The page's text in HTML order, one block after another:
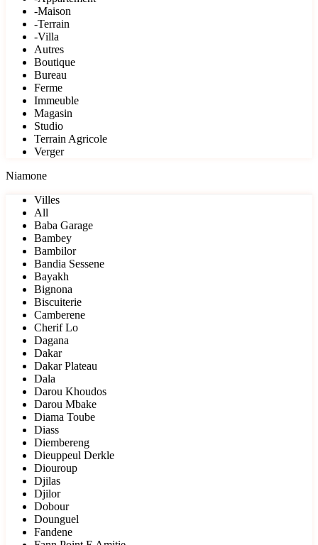
-Maison
-Terrain
-Villa
Autres
Boutique
Bureau
Ferme
Immeuble
Magasin
Studio
Terrain Agricole
Verger
Niamone
Villes
All
Baba Garage
Bambey
Bambilor
Bandia Sessene
Bayakh
Bignona
Biscuiterie
Camberene
Cherif Lo
Dagana
Dakar
Dakar Plateau
Dala
Darou Khoudos
Darou Mbake
Diama Toube
Diass
Diembereng
Dieuppeul Derkle
Diouroup
Djilas
Djilor
Dobour
Dounguel
Fandene